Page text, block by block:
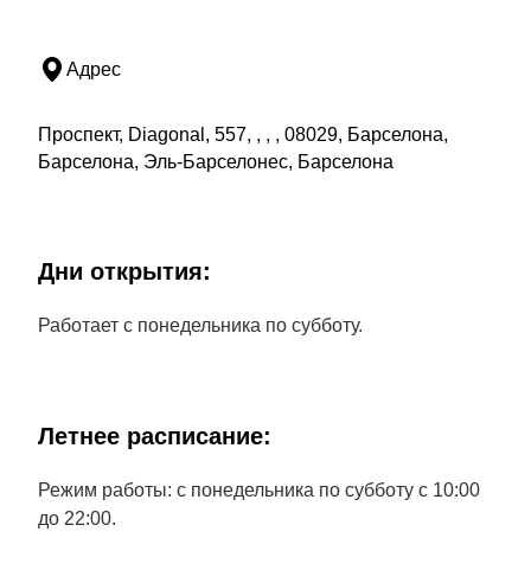
Адрес
Проспект, Diagonal, 557, , , , 08029, Барселона,
Барселона, Эль-Барселонес, Барселона
Дни открытия:
Работает с понедельника по субботу.
Летнее расписание:
Режим работы: с понедельника по субботу с 10:00
до 22:00.